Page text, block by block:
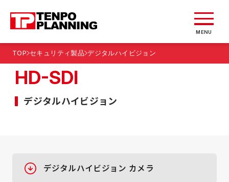
MENU
TOP セキュリティ製品 デジタルハイビジョン
HD-SDI
デジタルハイビジョン
デジタルハイビジョン カメラ